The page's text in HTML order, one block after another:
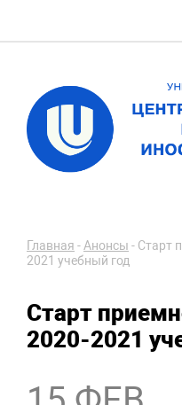
Главная -Анонсы - Старт
2021 учебный год
Старт
2020-2021